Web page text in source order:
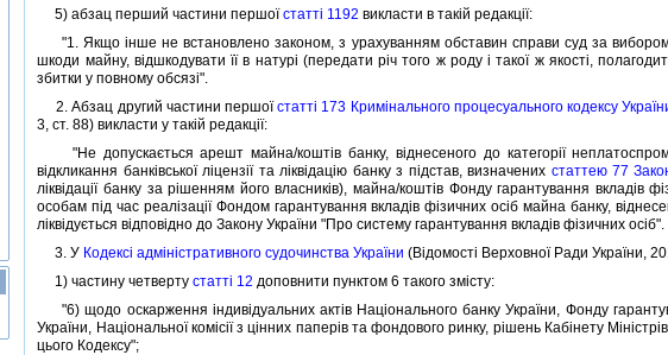
5) абзац перший частини першоїстаттi 1192 викласти в такiй редакцiї:
"1. Якщо iнше не встановлено законом, з урахуванням обставин справи суд за
шкоди майну, вiдшкодувати її в натурi (передати рiч того ж роду i такої ж якостi,
збитки у повному обсязi".
2. Абзац другий частини першоїстаттi 173 Кримiнального процесуального кодексу
3, ст. 88) викласти у такiй редакцiї:
"Не допускається арешт майна/коштiв банку, вiднесеного до категорiї
вiдкликання банкiвської лiцензiї та лiквiдацiю банку з пiдстав, визначених статтею 77
лiквiдацiї банку за рiшенням його власникiв), майна/коштiв Фонду гарантування вкладiв
особам пiд час реалiзацiї Фондом гарантування вкладiв фiзичних осiб майна банку,
лiквiдується вiдповiдно до Закону України "Про систему гарантування вкладiв фiзичних осiб".
3. У Кодексi адмiнiстративного судочинства України (Вiдомостi Верховної Ради України,
1) частину четвертустаттi 12 доповнити пунктом 6 такого змiсту:
"6) щодо оскарження iндивiдуальних актiв Нацiонального банку України, Фонду
України, Нацiональної комiсiї з цiнних паперiв та фондового ринку, рiшень Кабiнету
цього Кодексу";